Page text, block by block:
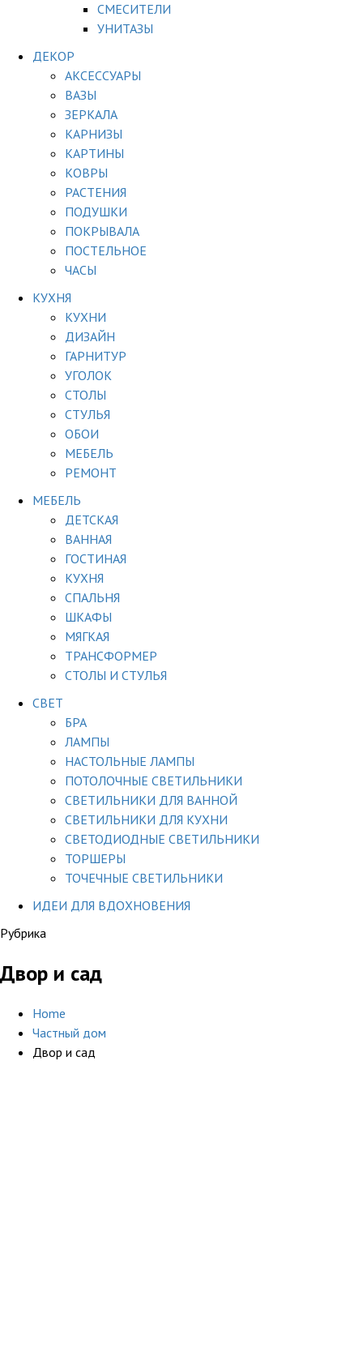
СМЕСИТЕЛИ
УНИТАЗЫ
ДЕКОР
АКСЕССУАРЫ
ВАЗЫ
ЗЕРКАЛА
КАРНИЗЫ
КАРТИНЫ
КОВРЫ
РАСТЕНИЯ
ПОДУШКИ
ПОКРЫВАЛА
ПОСТЕЛЬНОЕ
ЧАСЫ
КУХНЯ
КУХНИ
ДИЗАЙН
ГАРНИТУР
УГОЛОК
СТОЛЫ
СТУЛЬЯ
ОБОИ
МЕБЕЛЬ
РЕМОНТ
МЕБЕЛЬ
ДЕТСКАЯ
ВАННАЯ
ГОСТИНАЯ
КУХНЯ
СПАЛЬНЯ
ШКАФЫ
МЯГКАЯ
ТРАНСФОРМЕР
СТОЛЫ И СТУЛЬЯ
СВЕТ
БРА
ЛАМПЫ
НАСТОЛЬНЫЕ ЛАМПЫ
ПОТОЛОЧНЫЕ СВЕТИЛЬНИКИ
СВЕТИЛЬНИКИ ДЛЯ ВАННОЙ
СВЕТИЛЬНИКИ ДЛЯ КУХНИ
СВЕТОДИОДНЫЕ СВЕТИЛЬНИКИ
ТОРШЕРЫ
ТОЧЕЧНЫЕ СВЕТИЛЬНИКИ
ИДЕИ ДЛЯ ВДОХНОВЕНИЯ
Рубрика
Двор и сад
Home
Частный дом
Двор и сад